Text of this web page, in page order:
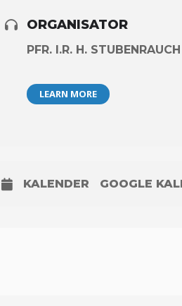
ORGANISATOR
PFR. I.R. H.
LEARN MORE
KALENDER GOOGLE